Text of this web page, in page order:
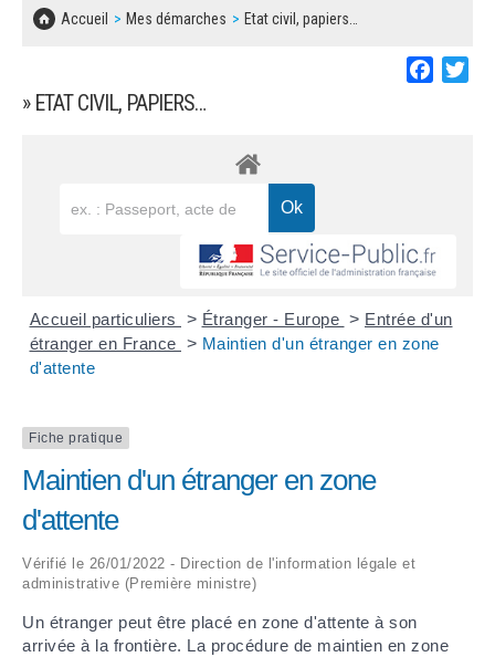
Accueil Mes démarches Etat civil, papiers…
» ETAT CIVIL, PAPIERS…
Accueil particuliers > Étranger - Europe > Entrée d'un
étranger en France > Maintien d'un étranger en zone
d'attente
Fiche pratique
Maintien d'un étranger en zone
d'attente
Vérifié le 26/01/2022 - Direction de l'information légale et
administrative (Première ministre)
Un étranger peut être placé en zone d'attente à son
arrivée à la frontière. La procédure de maintien en zone
CONCERTATIONS PUBLIQUES
SOLIDARITÉ, LOGEMENT
DECHETS
BESOIN D'UNE AIDE ?
LES ASSOCIATIONS
MARCHÉS PUBLICS
REGLEMENT LOCAL DE PUBLICITÉ
DECLARATION DE DEMARCHAGE
DOSSIER DE DEMANDE DE SUBVENTION
DEMANDE DE PRÊT DE MATERIEL
FICHE D'ORGANISATION MANIFESTATION
PLAN D'ACTION MUNICIPAL